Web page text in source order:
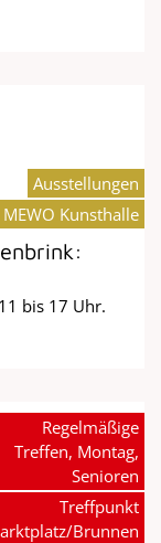
bis 17 Uhr.
Ausstellungen
MEWO Kunsthalle
Regelmäßige
Treffen, Montag,
Senioren
Treffpunkt
Brunnen